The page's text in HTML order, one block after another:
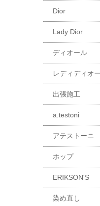
Dior
Lady Dior
ディオール
レディディオ
出張施工
a.testoni
アテストーニ
ホップ
ERIKSON'S
染め直し